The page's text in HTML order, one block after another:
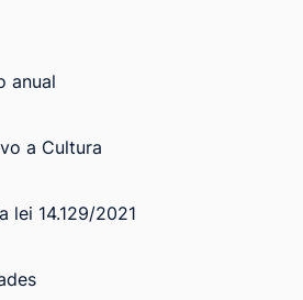
anual
a Cultura
lei 14.129/2021